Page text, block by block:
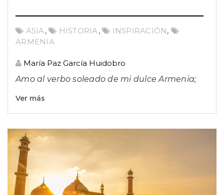
ASIA, HISTORIA, INSPIRACIÓN,
ARMENIA
María Paz García Huidobro
Amo al verbo soleado de mi dulce Armenia;
Ver más